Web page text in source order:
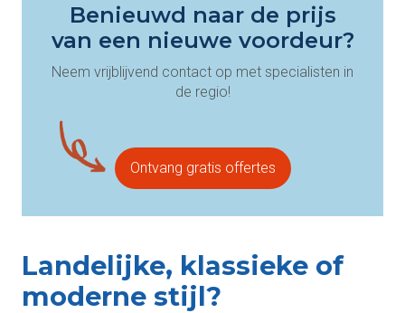
Benieuwd naar de prijs
van een nieuwe voordeur?
Neem vrijblijvend contact op met specialisten in
de regio!
Ontvang gratis offertes
Landelijke, klassieke of
moderne stijl?